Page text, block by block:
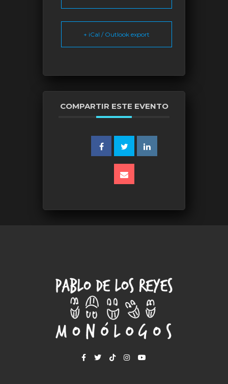
+ iCal / Outlook export
COMPARTIR ESTE EVENTO